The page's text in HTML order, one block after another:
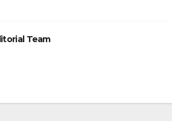
Team